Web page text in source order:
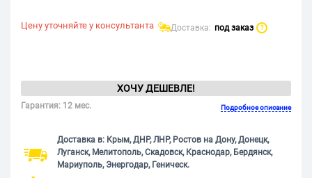
Цену уточняйте у консультанта Доставка: под заказ ?
ХОЧУ ДЕШЕВЛЕ!
Гарантия: 12 мес. Подробное описание
Доставка в: Крым, ДНР, ЛНР, Ростов на Дону, Донецк,
Луганск, Мелитополь, Скадовск, Краснодар, Бердянск,
Мариуполь, Энергодар, Геническ.